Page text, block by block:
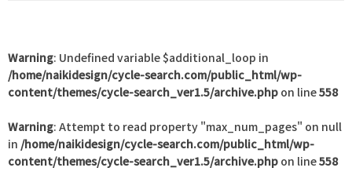
Warning: Undefined variable $additional_loop in
/home/naikidesign/cycle-search.com/public_html/wp-
content/themes/cycle-search_ver1.5/archive.php on line558
Warning: Attempt to read property "max_num_pages" on null
in /home/naikidesign/cycle-search.com/public_html/wp-
content/themes/cycle-search_ver1.5/archive.php on line558